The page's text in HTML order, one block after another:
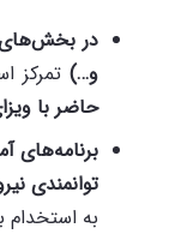
در بخش‌های
و…)تمرکز
حاضر با
برنامه‌های
توانمندی
به استخدام